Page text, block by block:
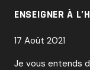
ENSEIGNER À
17 Août 2021
Je vous entends